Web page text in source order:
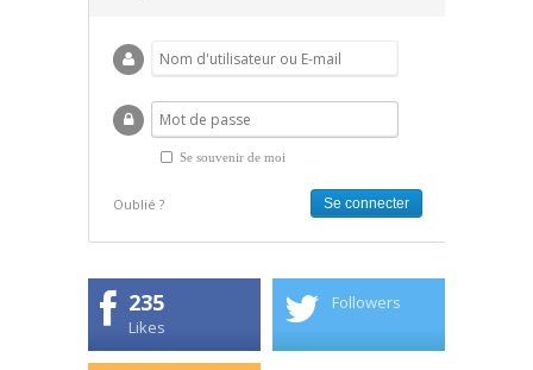
Se souvenir de moi
Oublié ?
235
Likes
Followers